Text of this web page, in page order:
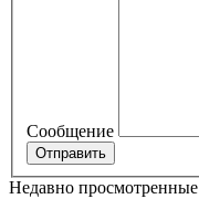
Сообщение
Недавно просмотренные